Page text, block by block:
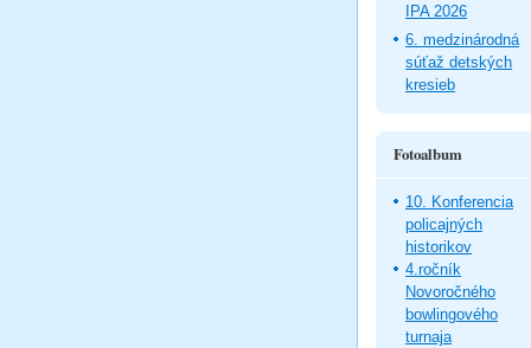
IPA 2026
6. medzinárodná
súťaž detských
kresieb
Fotoalbum
10. Konferencia
policajných
historikov
4.ročník
Novoročného
bowlingového
turnaja